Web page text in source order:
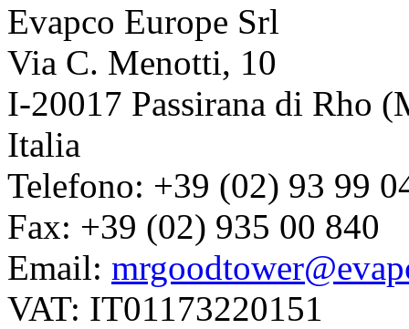
Evapco Europe Srl
Via C. Menotti, 10
I-20017 Passirana di Rho
Italia
Telefono: +39 (02) 93 99
Fax: +39 (02) 935 00 840
Email:
VAT: IT01173220151